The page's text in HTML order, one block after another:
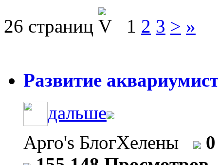
26 страниц 1 2 3 > »
Развитие
дальше
Арго's БлогХелены